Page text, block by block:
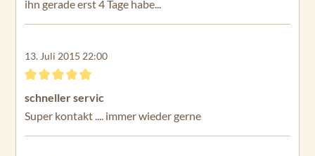
ihn gerade erst 4 Tage habe...
13. Juli 2015 22:00
Bewertung mit 5 von 5 Sternen
schneller servic
Super kontakt .... immer wieder gerne